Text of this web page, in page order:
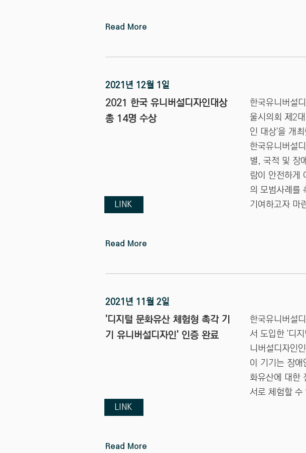
Read More
2021년 12월 1일
2021 한국 유니버설디자인대상
총 14명 수상
LINK
한국유니버설
울시의회 제2
인 대상'을 개
한국유니버설
별, 국적 및 장
람이 안전하게
의 모범사례를
기여하고자 마
Read More
2021년 11월 2일
'디지털 문화유산 체험형 촉각 기
기 유니버설디자인' 인증 완료
LINK
한국유니버설
서 도입한 '디
니버설디자인
이 기기는 장
화유산에 대한
서로 체험할 수
Read More